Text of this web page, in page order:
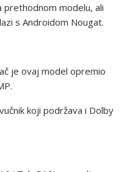
modelu, ali
s Androidom Nougat.
je ovaj model opremio
koji podržava i Dolby